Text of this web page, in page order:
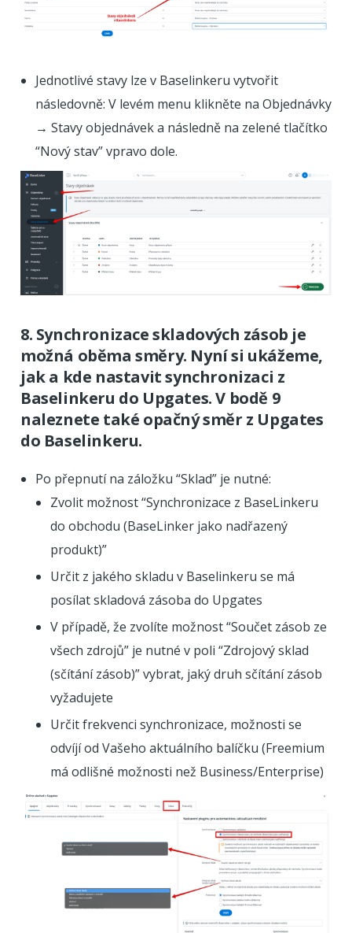
Jednotlivé stavy lze v Baselinkeru vytvořit
následovně: V levém menu klikněte na Objednávky
→ Stavy objednávek a následně na zelené tlačítko
“Nový stav” vpravo dole.
8. Synchronizace skladových zásob je
možná oběma směry. Nyní si ukážeme,
jak a kde nastavit synchronizaci z
Baselinkeru do Upgates. V bodě 9
naleznete také opačný směr z Upgates
do Baselinkeru.
Po přepnutí na záložku “Sklad” je nutné:
Zvolit možnost “Synchronizace z BaseLinkeru
do obchodu (BaseLinker jako nadřazený
produkt)”
Určit z jakého skladu v Baselinkeru se má
posílat skladová zásoba do Upgates
V případě, že zvolíte možnost “Součet zásob ze
všech zdrojů” je nutné v poli “Zdrojový sklad
(sčítání zásob)” vybrat, jaký druh sčítání zásob
vyžadujete
Určit frekvenci synchronizace, možnosti se
odvíjí od Vašeho aktuálního balíčku (Freemium
má odlišné možnosti než Business/Enterprise)